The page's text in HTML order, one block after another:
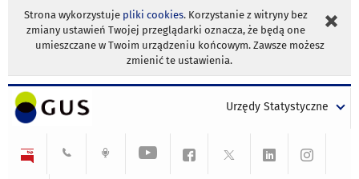
Strona wykorzystuje pliki cookies. Korzystanie z witryny bez
zmiany ustawień Twojej przeglądarki oznacza, że będą one
umieszczane w Twoim urządzeniu końcowym. Zawsze możesz
zmienić te ustawienia.
Urzędy Statystyczne